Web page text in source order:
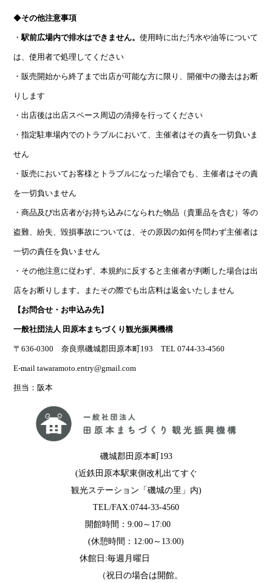
◆その他注意事項
・駅前広場内で排水はできません。使用時に出た汚水や油等について
は、使用者で処理してください
・販売開始から終了まで出店が可能な方に限り、開催中の撤去はお断
りします
・出店後は出店スペース周辺の清掃を行ってください
・指定駐車場内でのトラブルにおいて、主催者はその責を一切負いま
せん
・販売においてお客様とトラブルになった場合でも、主催者はその責
を一切負いません
・商品及び出店者がお持ち込みになられた物品（貴重品を含む）等の
盗難、紛失、毀損事故については、その原因の如何を問わず主催者は
一切の責任を負いません
・その他注意に従わず、本規約に反すると主催者が判断した場合は出
店をお断りします。またその際でも出店料は返金いたしません
【お問合せ・お申込み先】
一般社団法人 田原本まちづくり観光振興機構
〒636-0300 奈良県磯城郡田原本町193 TEL 0744-33-4560
E-mail tawaramoto.entry@gmail.com
担当：阪本
磯城郡田原本町193
(近鉄田原本駅東側改札出てすぐ
観光ステーション「磯城の里」内)
TEL/FAX:0744-33-4560
開館時間：9:00～17:00
(休憩時間：12:00～13:00)
休館日:毎週月曜日
（祝日の場合は開館。